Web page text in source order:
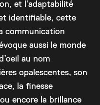
et l’adaptabilité
identifiable, cette
communication
aussi le monde
au nom
opalescentes, son
la finesse
encore la brillance